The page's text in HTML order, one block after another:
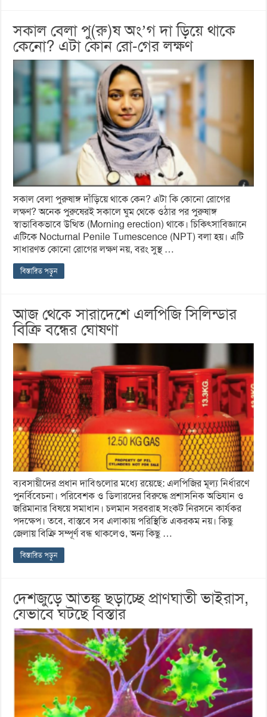
সকাল বেলা পু(রু)ষ অং’গ দা ড়িয়ে থাকে
কেনো? এটা কোন রো-গের লক্ষণ
সকাল বেলা পুরুষাঙ্গ দাঁড়িয়ে থাকে কেন? এটা কি কোনো রোগের
লক্ষণ? অনেক পুরুষেরই সকালে ঘুম থেকে ওঠার পর পুরুষাঙ্গ
স্বাভাবিকভাবে উত্থিত (Morning erection) থাকে। চিকিৎসাবিজ্ঞানে
এটিকে Nocturnal Penile Tumescence (NPT) বলা হয়। এটি
সাধারণত কোনো রোগের লক্ষণ নয়, বরং সুস্থ …
বিস্তারিত পড়ুন
আজ থেকে সারাদেশে এলপিজি সিলিন্ডার
বিক্রি বন্ধের ঘোষণা
ব্যবসায়ীদের প্রধান দাবিগুলোর মধ্যে রয়েছে: এলপিজির মূল্য নির্ধারণে
পুনর্বিবেচনা। পরিবেশক ও ডিলারদের বিরুদ্ধে প্রশাসনিক অভিযান ও
জরিমানার বিষয়ে সমাধান। চলমান সরবরাহ সংকট নিরসনে কার্যকর
পদক্ষেপ। তবে, বাস্তবে সব এলাকায় পরিস্থিতি একরকম নয়। কিছু
জেলায় বিক্রি সম্পূর্ণ বন্ধ থাকলেও, অন্য কিছু …
বিস্তারিত পড়ুন
দেশজুড়ে আতঙ্ক ছড়াচ্ছে প্রাণঘাতী ভাইরাস,
যেভাবে ঘটছে বিস্তার